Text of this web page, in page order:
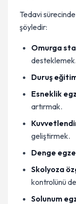
Tedavi
şöyledir:
Omurga
desteklemek.
Duruş
Esneklik
artırmak.
geliştirmek.
Denge
Skolyoza
kontrolünü
Solunum